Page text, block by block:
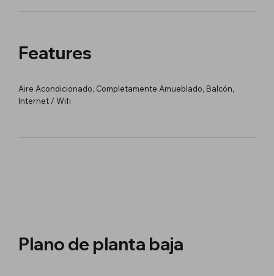
Features
Aire Acondicionado, Completamente Amueblado, Balcón,
Internet / Wifi
Plano de planta baja